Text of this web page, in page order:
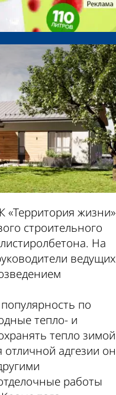
компаниям
материал
«Территория жизни»
строительного
На
ведущих
по
тепло- и
тепло зимой
отличной адгезии он
работы
компаниям
материал
в